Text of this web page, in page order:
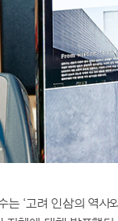
는 ‘고려 인삼의 역사